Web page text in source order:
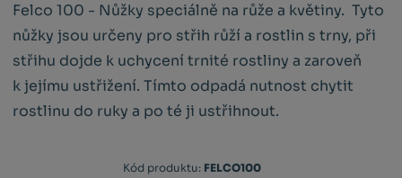
Felco 100 - Nůžky speciálně na růže a květiny. Tyto
nůžky jsou určeny pro střih růží a rostlin s trny, při
střihu dojde k uchycení trnité rostliny a zaroveň
k jejímu ustřižení. Tímto odpadá nutnost chytit
rostlinu do ruky a po té ji ustřihnout.
Kód produktu: FELCO100